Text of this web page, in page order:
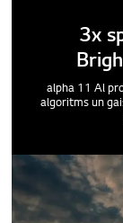
3x
alpha 11 Al
algoritms un